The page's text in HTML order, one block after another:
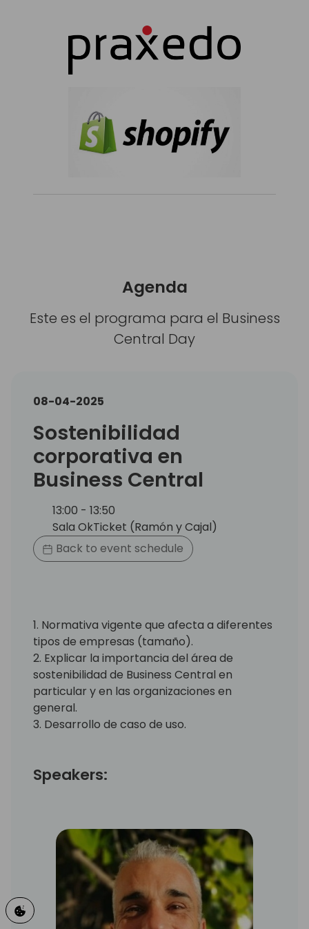
Agenda
Este es el programa para el Business
Central Day
08-04-2025
Sostenibilidad
corporativa en
Business Central
13:00 - 13:50
Sala OkTicket (Ramón y Cajal)
Back to event schedule
1. Normativa vigente que afecta a diferentes
tipos de empresas (tamaño).
2. Explicar la importancia del área de
sostenibilidad de Business Central en
particular y en las organizaciones en
general.
3. Desarrollo de caso de uso.
Speakers: